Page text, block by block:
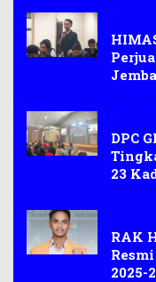
DPC
23
RAK
2025-